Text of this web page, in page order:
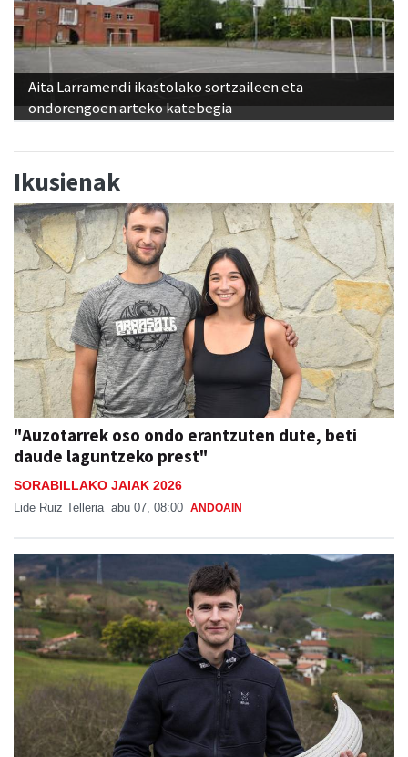
Aita Larramendi ikastolako sortzaileen eta
ondorengoen arteko katebegia
Ikusienak
"Auzotarrek oso ondo erantzuten dute, beti
daude laguntzeko prest"
SORABILLAKO JAIAK 2026
Lide Ruiz Telleria abu 07, 08:00 ANDOAIN